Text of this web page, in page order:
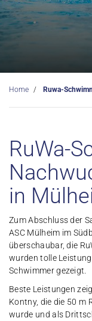
Home Ruwa-
RuWa-
in
Zum Abschluss der
ASC Mülheim im
überschaubar, die
wurden tolle
Schwimmer gezeigt.
Beste Leistungen
Kontny, die die 50 m
wurde und als
Kontakt